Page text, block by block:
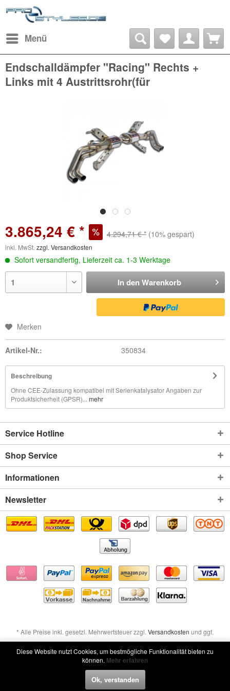
Menü
Endschalldämpfer "Racing" Rechts +
Links mit 4 Austrittsrohr(für
3.865,24 € * 4.294,71 € * (10% gespart)
inkl. MwSt. zzgl. Versandkosten
Sofort versandfertig, Lieferzeit ca. 1-3 Werktage
In den Warenkorb
Merken
Artikel-Nr.: 350834
Beschreibung
Ohne CEE-Zulassung kompatibel mit Serienkatalysator Angaben zur
Produktsicherheit (GPSR)... mehr
Service Hotline
Shop Service
Informationen
Newsletter
* Alle Preise inkl. gesetzl. Mehrwertsteuer zzgl. Versandkosten und ggf.
Nachnahmegebühren, wenn nicht anders beschrieben
Widerruf erklären
Diese Website nutzt Cookies, um bestmögliche Funktionalität bieten zu
können. Mehr erfahren
Ok, verstanden